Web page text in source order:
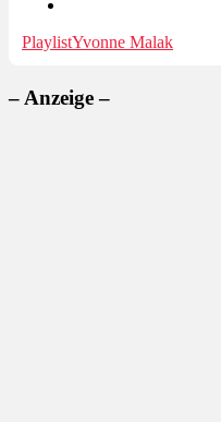
PlaylistYvonne Malak
– Anzeige –